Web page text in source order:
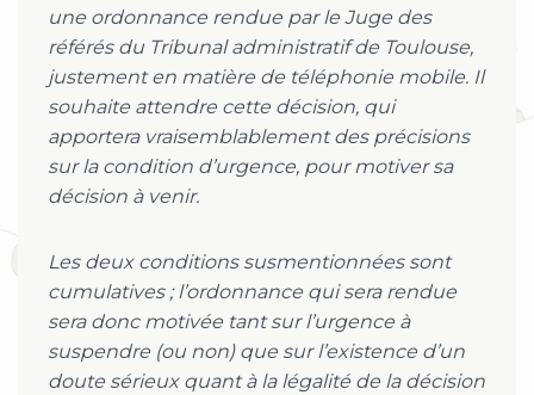
une ordonnance rendue par le Juge des
référés du Tribunal administratif de Toulouse,
justement en matière de téléphonie mobile. Il
souhaite attendre cette décision, qui
apportera vraisemblablement des précisions
sur la condition d’urgence, pour motiver sa
décision à venir.
Les deux conditions susmentionnées sont
cumulatives ; l’ordonnance qui sera rendue
sera donc motivée tant sur l’urgence à
suspendre (ou non) que sur l’existence d’un
doute sérieux quant à la légalité de la décision